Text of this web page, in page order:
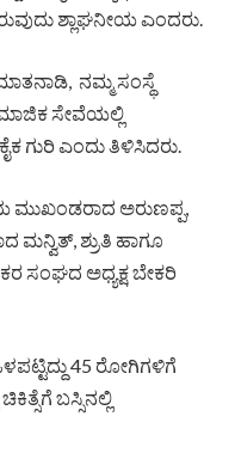
ಶ್ಲಾಘನೀಯ ಎಂದರು.
ನಮ್ಮ ಸಂಸ್ಥೆ
ಸೇವೆಯಲ್ಲಿ
ಗುರಿ ಎಂದು ತಿಳಿಸಿದರು.
ಅರುಣಪ್ಪ,
ಮನ್ವಿತ್, ಶ್ರುತಿ ಹಾಗೂ
ಸಂಘದ ಅಧ್ಯಕ್ಷ ಬೇಕರಿ
45 ರೋಗಿಗಳಿಗೆ
ಬಸ್ಸಿನಲ್ಲಿ